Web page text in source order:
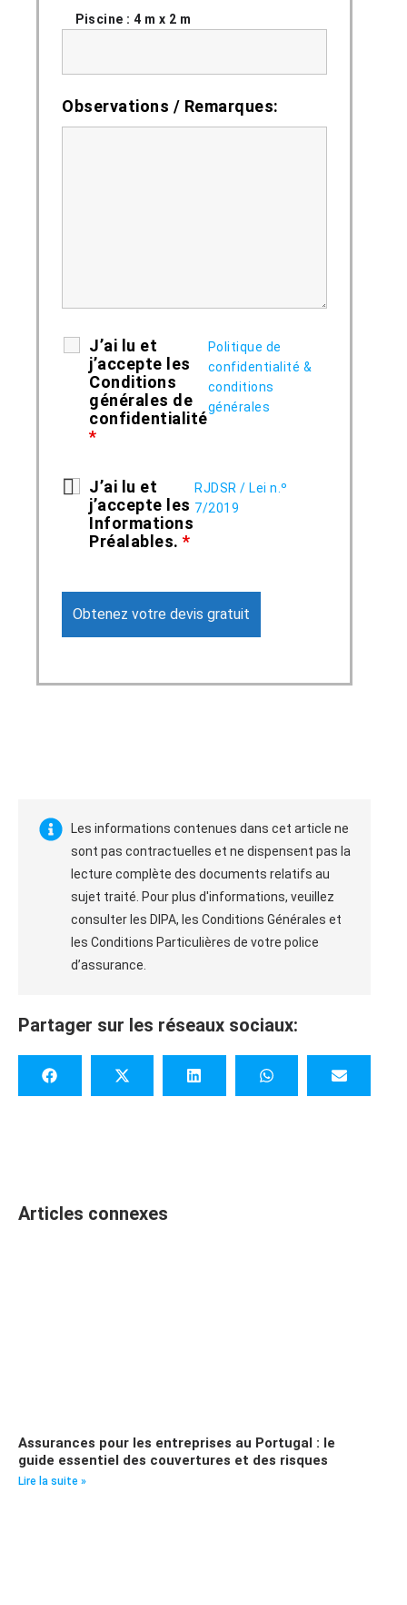
Piscine : 4 m x 2 m
Observations / Remarques:
J’ai lu et
j’accepte les
Conditions
générales de
confidentialité
*
Politique de
confidentialité &
conditions
générales
J’ai lu et
j’accepte les
Informations
Préalables. *
RJDSR / Lei n.º
7/2019
Les informations contenues dans cet article ne
sont pas contractuelles et ne dispensent pas la
lecture complète des documents relatifs au
sujet traité. Pour plus d'informations, veuillez
consulter les DIPA, les Conditions Générales et
les Conditions Particulières de votre police
d’assurance.
Partager sur les réseaux sociaux:
Articles connexes
Assurances pour les entreprises au Portugal : le
guide essentiel des couvertures et des risques
Lire la suite »